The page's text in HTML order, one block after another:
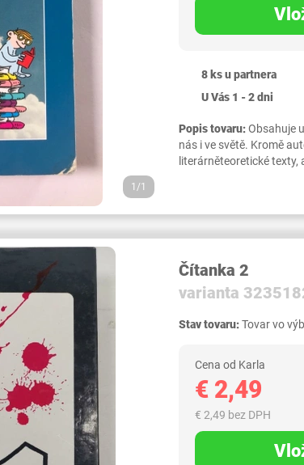
1/1
8 ks u partnera
U Vás 1 - 2 dni
Popis tovaru:Obsahuje
nás i ve světě. Kromě
literárněteoretické
Čítanka 2
varianta
Stav tovaru:Tovar vo
Cena od Karla
€ 2,49
€ 2,49 bez DPH